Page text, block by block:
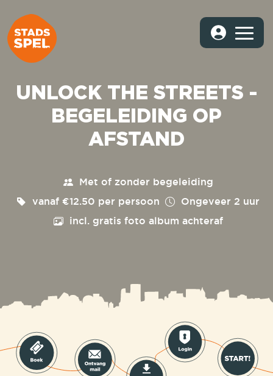
UNLOCK THE STREETS -
BEGELEIDING OP
AFSTAND
Met of zonder begeleiding
vanaf €12.50 per persoon
Ongeveer 2 uur
incl. gratis foto album achteraf